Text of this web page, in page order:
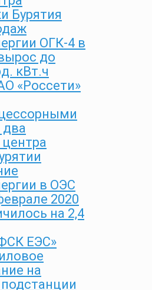
Бурятия
ОГК-4 в
до
кВт.ч
«Россети»
в ОЭС
2020
на 2,4
ЕЭС»
на